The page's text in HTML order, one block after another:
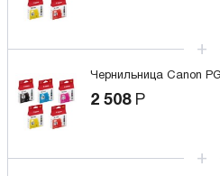
Чернильница Canon
2 508 Р